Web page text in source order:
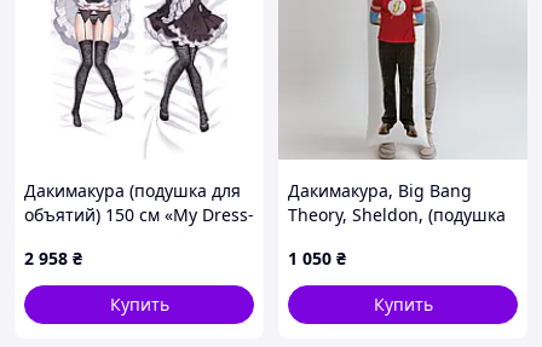
Дакимакура (подушка для
объятий) 150 см «My Dress-
tape 11
2 958 ₴
Купить
Дакимакура, Big Bang
Theory, Sheldon, (подушка
лутшая с быстрой
доставкой по Украине
1 050 ₴
Купить